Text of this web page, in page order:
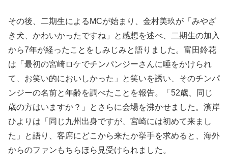
その後、二期生によるMCが始まり、金村美玖が「みやざ
き犬、かわいかったですね」と感想を述べ、二期生の加入
から7年が経ったことをしみじみと語りました。富田鈴花
は「最初の宮崎ロケでチンパンジーさんに唾をかけられ
て、お笑い的においしかった」と笑いを誘い、そのチンパ
ンジーの名前と年齢を調べたことを報告。「52歳、同じ
歳の方はいますか？」とさらに会場を沸かせました。濱岸
ひよりは「同じ九州出身ですが、宮崎には初めて来まし
た」と語り、客席にどこから来たか挙手を求めると、海外
からのファンもちらほら見受けられました。